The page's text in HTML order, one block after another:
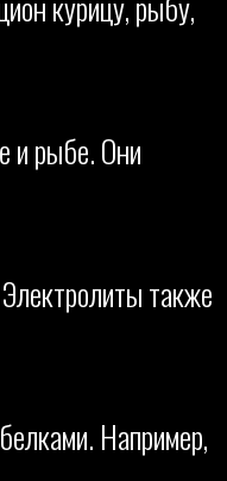
и рыбе. Они
также
Например,